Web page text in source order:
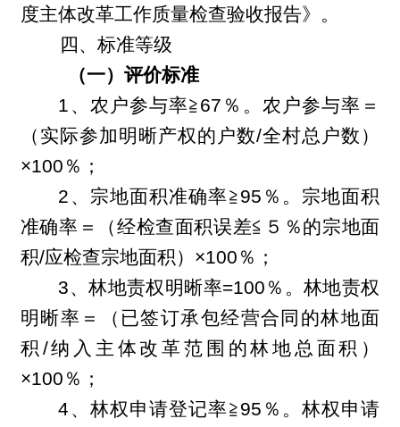
度主体改革工作质量检查验收报告》。
四、标准等级
（一）评价标准
1 、农户参与率≧67 ％。农户参与率＝
（实际参加明晰产权的户数/全村总户数）
×100％；
2 、宗地面积准确率≧95 ％。宗地面积
准确率＝（经检查面积误差≦ ５％的宗地面
积/应检查宗地面积）×100％；
3、林地责权明晰率=100％。林地责权
明晰率＝（已签订承包经营合同的林地面
积/纳入主体改革范围的林地总面积）
×100％；
4 、林权申请登记率≧95 ％。林权申请